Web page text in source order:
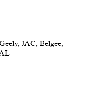
JAC, Belgee,